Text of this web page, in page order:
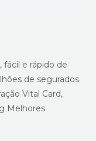
fácil e rápido de
de segurados
Vital Card,
Melhores